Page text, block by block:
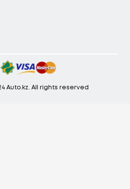
Auto.kz. All rights reserved